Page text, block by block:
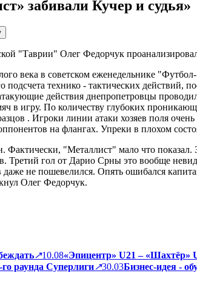
забивали Кучер и судья»
"Таврии" Олег Федорчук
века в советском еженедельнике
подсчета технико - тактических
действия днепропетровцы
в игру. По количеству глубоких
. Игроки линии атаки хозяев поля
на флангах. Упреки в плохом
Фактически, "Металлист" мало что показал.
Третий гол от Дарио Срны это вообще
не пошевелился. Опять ошибался
Олег Федорчук.
↗10.08«Эпицентр» U21 – «Шахтёр»
раунда Суперлиги↗30.03Бизнес-идея -